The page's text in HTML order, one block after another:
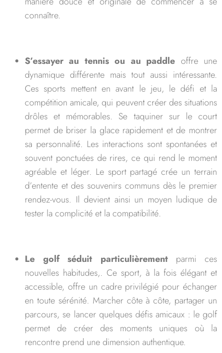
connaître.
S’essayer au tennis ou au paddle offre une
dynamique différente mais tout aussi intéressante.
Ces sports mettent en avant le jeu, le défi et la
compétition amicale, qui peuvent créer des situations
drôles et mémorables. Se taquiner sur le court
permet de briser la glace rapidement et de montrer
sa personnalité. Les interactions sont spontanées et
souvent ponctuées de rires, ce qui rend le moment
agréable et léger. Le sport partagé crée un terrain
d’entente et des souvenirs communs dès le premier
rendez-vous. Il devient ainsi un moyen ludique de
tester la complicité et la compatibilité.
Le golf séduit particulièrementparmi ces
nouvelles habitudes,. Ce sport, à la fois élégant et
accessible, offre un cadre privilégié pour échanger
en toute sérénité. Marcher côte à côte, partager un
parcours, se lancer quelques défis amicaux : le golf
permet de créer des moments uniques où la
rencontre prend une dimension authentique.